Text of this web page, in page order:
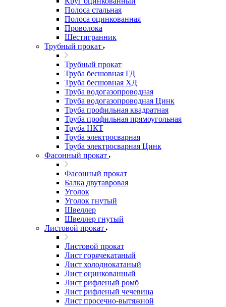
Полоса стальная
Полоса оцинкованная
Проволока
Шестигранник
Трубный прокат
Трубный прокат
Труба бесшовная ГД
Труба бесшовная ХД
Труба водогазопроводная
Труба водогазопроводная Цинк
Труба профильная квадратная
Труба профильная прямоугольная
Труба НКТ
Труба электросварная
Труба электросварная Цинк
Фасонный прокат
Фасонный прокат
Балка двутавровая
Уголок
Уголок гнутый
Швеллер
Швеллер гнутый
Листовой прокат
Листовой прокат
Лист горячекатаный
Лист холоднокатаный
Лист оцинкованный
Лист рифленый ромб
Лист рифленый чечевица
Лист просечно-вытяжной